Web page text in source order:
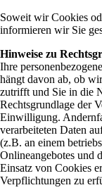
Soweit wir Cookies
informieren wir Sie
Hinweise zu
Ihre
hängt davon ab, ob
zutrifft und Sie in die
Rechtsgrundlage der
Einwilligung.
verarbeiteten Daten
(z.B. an einem
Onlineangebotes und
Einsatz von Cookies
Verpflichtungen zu